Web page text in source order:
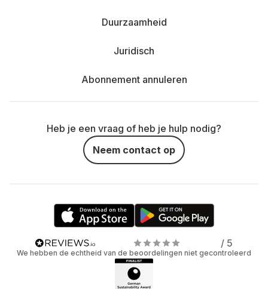
Duurzaamheid
Juridisch
Abonnement annuleren
Heb je een vraag of heb je hulp nodig?
Neem contact op
/ 5
We hebben de echtheid van de beoordelingen niet gecontroleerd